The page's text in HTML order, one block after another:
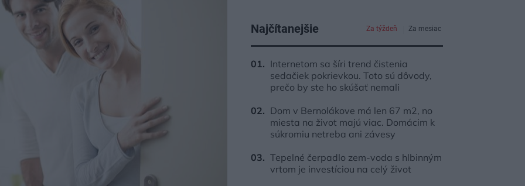
Najčítanejšie Za týždeň Za mesiac
Internetom sa šíri trend čistenia
sedačiek pokrievkou. Toto sú dôvody,
prečo by ste ho skúšať nemali
Dom v Bernolákove má len 67 m2, no
miesta na život majú viac. Domácim k
súkromiu netreba ani závesy
Tepelné čerpadlo zem-voda s hlbinným
vrtom je investíciou na celý život